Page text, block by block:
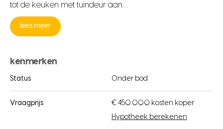
tot de keuken met tuindeur aan…
lees meer
kenmerken
Status Onder bod
Vraagprijs
€ 450.000 kosten koper
Hypotheek berekenen